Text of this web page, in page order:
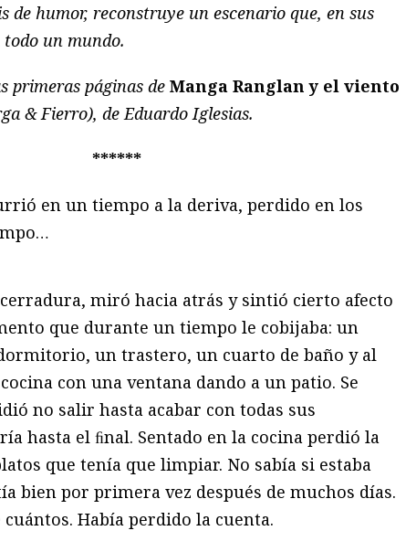
de humor, reconstruye un escenario que, en sus
un mundo.
primeras páginas de Manga Ranglan y el viento
& Fierro), de Eduardo Iglesias.
******
en un tiempo a la deriva, perdido en los
miró hacia atrás y sintió cierto afecto
que durante un tiempo le cobijaba: un
un trastero, un cuarto de baño y al
con una ventana dando a un patio. Se
no salir hasta acabar con todas sus
hasta el ﬁnal. Sentado en la cocina perdió la
que tenía que limpiar. No sabía si estaba
bien por primera vez después de muchos días.
Había perdido la cuenta.